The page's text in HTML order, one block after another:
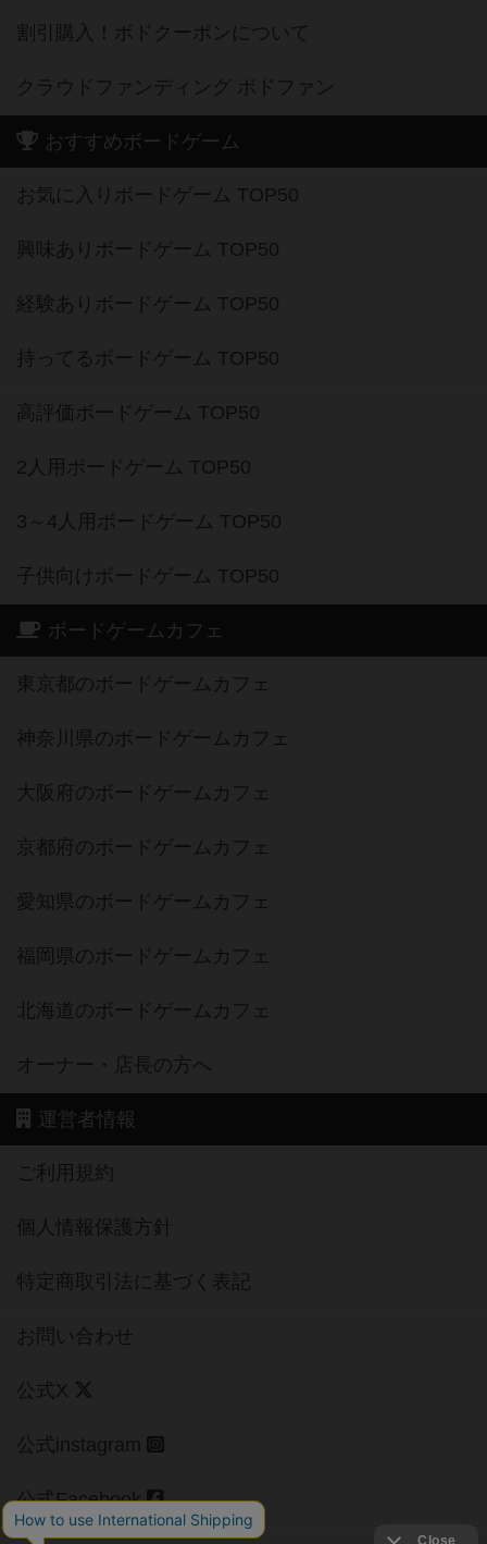
割引購入！ボドクーポンについて
クラウドファンディング ボドファン
おすすめボードゲーム
お気に入りボードゲーム TOP50
興味ありボードゲーム TOP50
経験ありボードゲーム TOP50
持ってるボードゲーム TOP50
高評価ボードゲーム TOP50
2人用ボードゲーム TOP50
3～4人用ボードゲーム TOP50
子供向けボードゲーム TOP50
ボードゲームカフェ
東京都のボードゲームカフェ
神奈川県のボードゲームカフェ
大阪府のボードゲームカフェ
京都府のボードゲームカフェ
愛知県のボードゲームカフェ
福岡県のボードゲームカフェ
北海道のボードゲームカフェ
オーナー・店長の方へ
運営者情報
ご利用規約
個人情報保護方針
特定商取引法に基づく表記
お問い合わせ
公式X
公式instagram
公式Facebook